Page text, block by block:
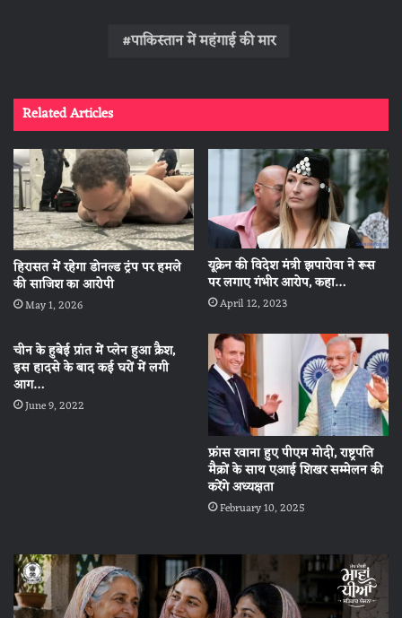
पाकिस्‍तान में महंगाई की मार
Related Articles
हिरासत में रहेगा डोनल्ड ट्रंप पर हमले
की साजिश का आरोपी
May 1, 2026
यूक्रेन की विदेश मंत्री झपारोवा ने रूस
पर लगाए गंभीर आरोप, कहा…
April 12, 2023
चीन के हुबेई प्रांत में प्लेन हुआ क्रैश,
इस हादसे के बाद कई घरों में लगी
आग…
June 9, 2022
फ्रांस रवाना हुए पीएम मोदी, राष्ट्रपति
मैक्रों के साथ एआई शिखर सम्मेलन की
करेंगे अध्यक्षता
February 10, 2025